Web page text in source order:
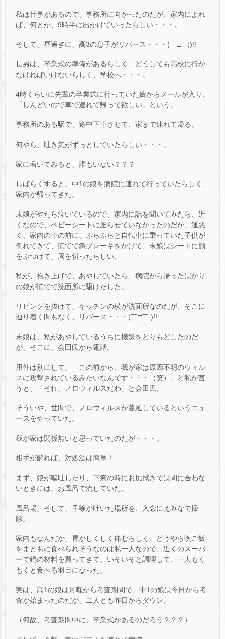
私は仕事があるので、事務所に向かったのだが、家内によれ
ば、何とか、9時半に出かけていったらしい・・・。
そして、昼過ぎに、高3の息子がリバース・・・(￣□￣;)!!
長男は、卒業式の準備があるらしく、どうしても高校に行か
なければいけないらしく、学校へ・・・。
4時くらいに先輩の卒業式に行っていた娘からメールが入り、
「しんどいので車で連れて帰って欲しい」という。
事務所のある駅で、途中下車させて、家まで連れて帰る。
何やら、吐き気がずっとしていたらしい・・・。
家に着いてみると、誰もいない？？？
しばらくすると、中1の娘を病院に連れて行っていたらしく、
家内が帰ってきた。
末娘がやたら泣いているので、家内に話を聞いてみたら、近
くなので、ベビーシートに座らせていなかったのだが、運悪
く、家内の車の前に、ふらふらと自転車に乗っていた子供が
倒れてきて、慌てて急ブレーキをかけて、末娘はシートに顔
をぶつけて、唇を切ったらしい。
私が、抱き上げて、あやしていたら、病院から帰ったばかり
の娘が慌てて洗面所に駆けだした。
リビングを抜けて、キッチンの横が洗面所なのだが、そこに
辿り着く間もなく、リバース・・・(￣□￣;)!!
末娘は、私があやしているうちに機嫌をとりもどしたのだ
が、そこに、会田氏から電話。
用件は別にして、「この前から、我が家は原因不明のウィル
スに攻撃されているみたいなんです・・・（笑）」と私が言
うと、「それ、ノロウィルスだわ」と会田氏。
そういや、世間で、ノロウィルスが蔓延しているというニュ
ースをやっていた。
我が家は関係無いと思っていたのだが・・・。
相手が解れば、対処法は簡単！
まず、娘が嘔吐したり、下痢の時にお尻拭きでは間に合わな
いときには、お風呂で流していた。
風呂場、そして、子等が吐いた場所を、入念にえみなで掃
除。
家内もなんだか、胃がしくしく痛むらしく、どうやら晩ご飯
をまともに食べられそうなのは私一人なので、近くのスーパ
ーで鍋の材料を買ってきて、いそいそと調理して、一人もく
もくと食べる羽目になった。
実は、高1の娘は月曜から考査期間で、中1の娘は今日から考
査が始まったのだが、二人とも昨日からダウン。
（何故、考査期間中に、卒業式があるのだろう？？？）